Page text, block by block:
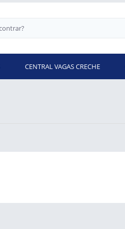
CENTRAL VAGAS CRECHE